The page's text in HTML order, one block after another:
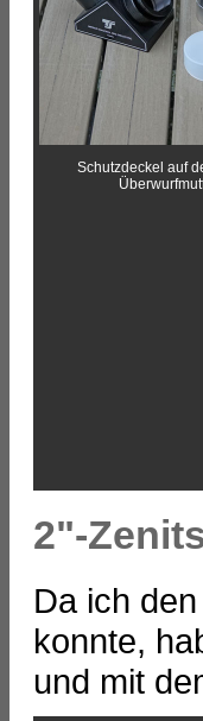
Schutzdeckel auf
2"-
Da ich
konnte,
und mit